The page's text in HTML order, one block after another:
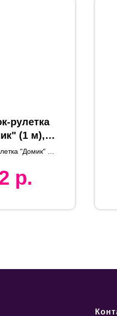
рулетка
(1 м),
см,
"Домик" (1
р.